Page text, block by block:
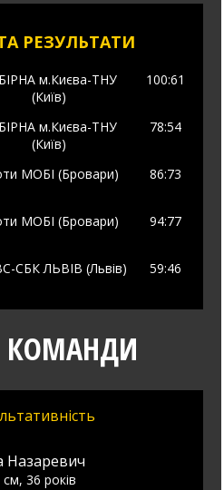
РЕЗУЛЬТАТИ
м.Києва-ТНУ
(Київ)
100:61
м.Києва-ТНУ
(Київ)
78:54
МОБІ (Бровари) 86:73
МОБІ (Бровари) 94:77
CБК ЛЬВІВ (Львів) 59:46
КОМАНДИ
Назаревич
см, 36 років